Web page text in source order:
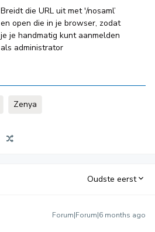
Breidt die URL uit met '/nosaml’
en open die in je browser, zodat
je je handmatig kunt aanmelden
als administrator
Zenya
Oudste eerst
Forum|Forum|6 months ago